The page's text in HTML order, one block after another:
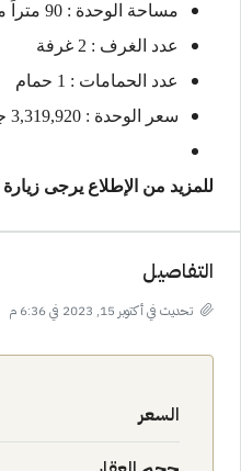
مساحة الوحدة : 90 متراً مربعاً
عدد الغرف : 2 غرفة
عدد الحمامات : 1 حمام
سعر الوحدة : 3,319,920 جنيهاً مصريا
للمزيد من الإطلاع يرجى زيارة
التفاصيل
تحديث في أكتوبر 15, 2023 في 6:36 م
السعر